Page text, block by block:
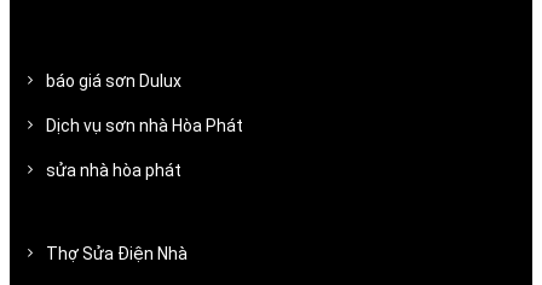
báo giá sơn Dulux
Dịch vụ sơn nhà Hòa Phát
sửa nhà hòa phát
Thợ Sửa Điện Nhà